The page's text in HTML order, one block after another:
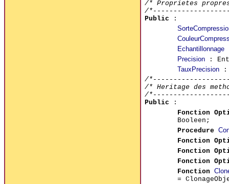
/* Proprietes
/
Public :
Echantillonnage:
Precision:
TauxPrecision:
/
/* Heritage des
/
Public :
Fonction
Booleen;
Procedure
Fonction
Fonction
Fonction
Fonction
=